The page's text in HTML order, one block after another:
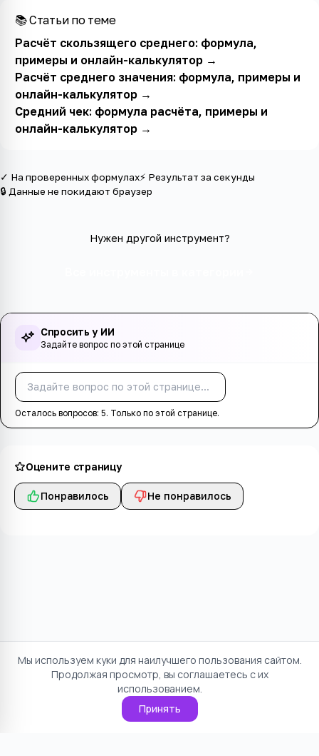
📚 Статьи по теме
Расчёт скользящего среднего: формула,
примеры и онлайн-калькулятор→
Расчёт среднего значения: формула, примеры и
онлайн-калькулятор→
Средний чек: формула расчёта, примеры и
онлайн-калькулятор→
✓ На проверенных формулах⚡ Результат за секунды
🔒 Данные не покидают браузер
Нужен другой инструмент?
Спросить у ИИ
Задайте вопрос по этой странице
Осталось вопросов: 5. Только по этой странице.
Оцените страницу
Понравилось Не понравилось
Мы используем куки для наилучшего пользования сайтом.
Продолжая просмотр, вы соглашаетесь с их
использованием.
Принять